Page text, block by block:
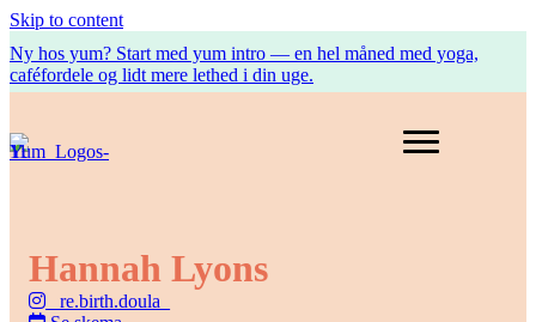
Skip to content
Ny hos yum? Start med yum intro — en hel måned med yoga,
caféfordele og lidt mere lethed i din uge.
Hannah Lyons
_re.birth.doula_